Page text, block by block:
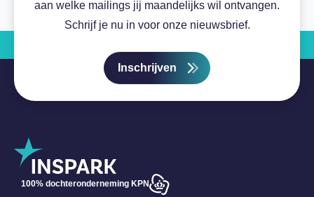
aan welke mailings jij maandelijks wil ontvangen.
Schrijf je nu in voor onze nieuwsbrief.
Inschrijven
100% dochteronderneming KPN